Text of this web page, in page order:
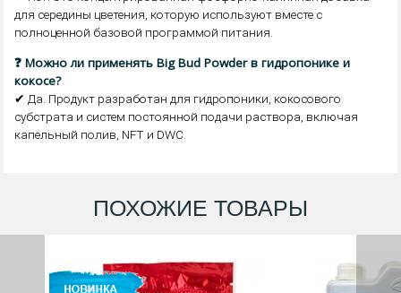
для середины цветения, которую используют вместе с
полноценной базовой программой питания.
❓ Можно ли применять Big Bud Powder в гидропонике и
кокосе?
✔ Да. Продукт разработан для гидропоники, кокосового
субстрата и систем постоянной подачи раствора, включая
капельный полив, NFT и DWC.
ПОХОЖИЕ ТОВАРЫ